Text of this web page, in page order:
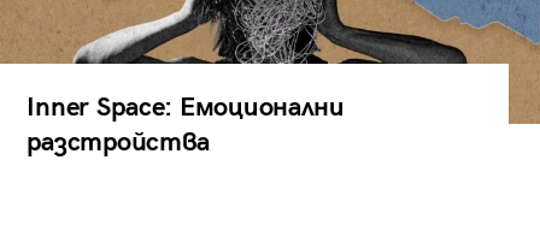
Inner Space: Емоционални
разстройства